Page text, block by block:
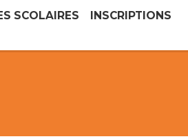
SCOLAIRES INSCRIPTIONS